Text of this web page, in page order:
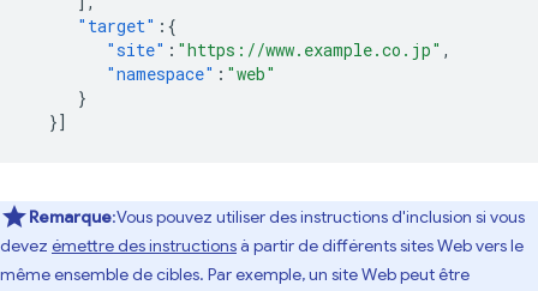
"target" :{
"site" : "https://www.example.co.jp" ,
"namespace" : "web"
}
}]
Remarque:Vous pouvez utiliser des instructions d'inclusion si vous
devez émettre des instructionsà partir de différents sites Web vers le
même ensemble de cibles. Par exemple, un site Web peut être